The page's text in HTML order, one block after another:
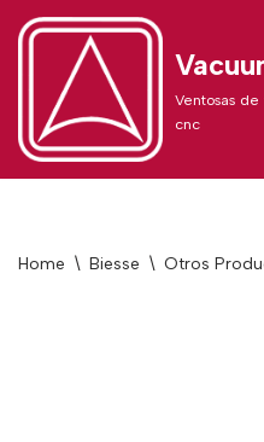
content
Ventosas
cnc
Home \ Biesse \ Otros